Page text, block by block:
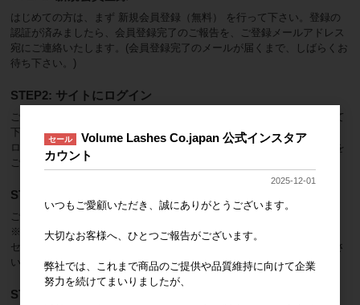
はじめての方は、まず 新規会員登録（無料） を行って下さい。登録の
認証が済みましたら、会員登録完了のご報告を、ご登録メールアドレス
宛にご連絡いたします。(会員登録完了のメールが届くまで、しばらくお
待ち下さい。)
STEP2: サイトにログイン
ご登録いただいたパスワードとメールアドレスでサイトにログインして
下さい。
ログイン後は商品の卸価格が表示され、ショッピングカートから商品を
ご注文いただけます。
STEP3: 商品を選び、ショッピングカートに入れる
ご希望の商品をカートに入れ、注文数を入力してください。
※商品によっては複数のセット内容が用意されている場合があります。
セットによって入数や単価が異なりますので、価格をよくご確認くださ
い。
STEP4: 支払い方法、配送先を確認し、注文へ
セール
Volume Lashes Co.japan 公式インスタア
カウント
2025-12-01
いつもご愛顧いただき、誠にありがとうございます。
大切なお客様へ、ひとつご報告がございます。
弊社では、これまで商品のご提供や品質維持に向けて企業
努力を続けてまいりましたが、